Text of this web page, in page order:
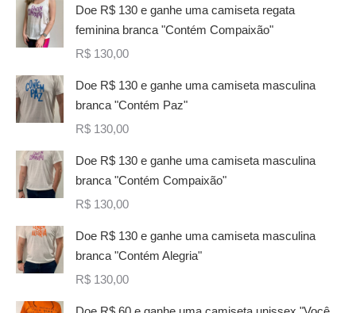
Doe R$ 130 e ganhe uma camiseta regata
feminina branca "Contém Compaixão"
R$ 130,00
Doe R$ 130 e ganhe uma camiseta masculina
branca "Contém Paz"
R$ 130,00
Doe R$ 130 e ganhe uma camiseta masculina
branca "Contém Compaixão"
R$ 130,00
Doe R$ 130 e ganhe uma camiseta masculina
branca "Contém Alegria"
R$ 130,00